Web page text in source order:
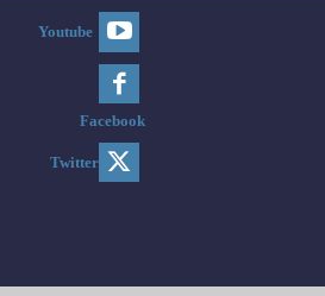
Youtube
Facebook
Twitter